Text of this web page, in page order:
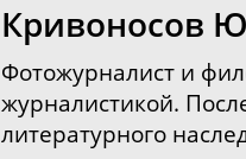
Кривоносов
Фотожурналист и
журналистикой.
литературного